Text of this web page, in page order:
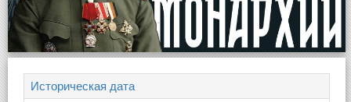
Историческая дата